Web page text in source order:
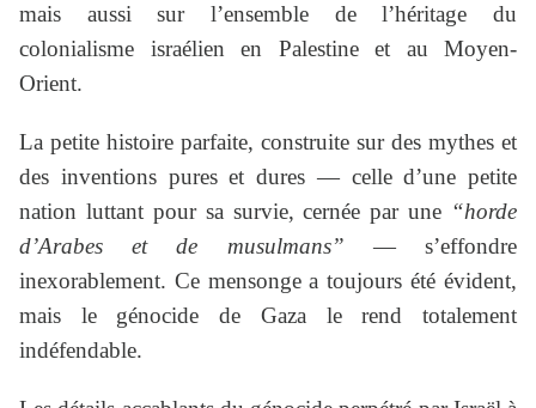
mais aussi sur l’ensemble de l’héritage du
colonialisme israélien en Palestine et au Moyen-
Orient.
La petite histoire parfaite, construite sur des mythes et
des inventions pures et dures — celle d’une petite
nation luttant pour sa survie, cernée par une “horde
d’Arabes et de musulmans” — s’effondre
inexorablement. Ce mensonge a toujours été évident,
mais le génocide de Gaza le rend totalement
indéfendable.